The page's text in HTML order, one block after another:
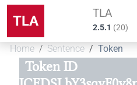
TLA TLA
2.5.1 (20)
Home Sentence Token
Token ID